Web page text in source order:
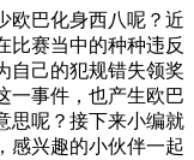
欧巴化身西八呢？近
比赛当中的种种违反
自己的犯规错失领奖
一事件，也产生欧巴
思呢？接下来小编就
感兴趣的小伙伴一起